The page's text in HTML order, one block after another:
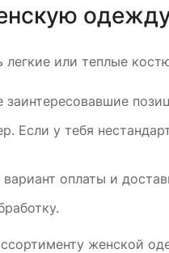
легкие или теплые
Если у тебя
оплаты и
женской